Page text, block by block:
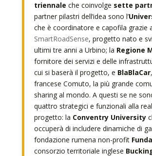
triennale che coinvolge sette
partner pilastri dell’idea sono l’
che è coordinatore e capofila grazie
SmartRoadSense, progetto nato e
ultimi tre anni a Urbino; la Regione
fornitore dei servizi e delle
cui si baserà il progetto, e BlaBlaCar
francese Comuto, la più grande
sharing al mondo. A questi se ne
quattro strategici e funzionali alla
progetto: la Conventry University
occuperà di includere dinamiche di
fondazione rumena non-profit
consorzio territoriale inglese